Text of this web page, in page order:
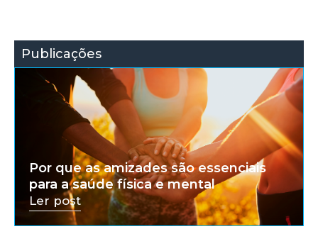
Publicações
Por que as amizades são essenciais
para a saúde física e mental
Ler post